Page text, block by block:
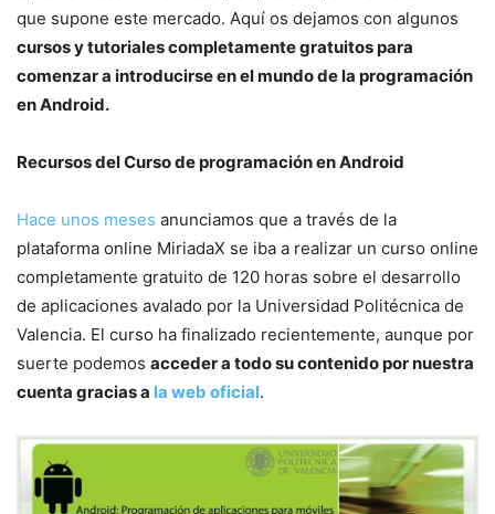
que supone este mercado. Aquí os dejamos con algunos
cursos y tutoriales completamente gratuitos para
comenzar a introducirse en el mundo de la programación
en Android.
Recursos del Curso de programación en Android
Hace unos meses anunciamos que a través de la
plataforma online MiriadaX se iba a realizar un curso online
completamente gratuito de 120 horas sobre el desarrollo
de aplicaciones avalado por la Universidad Politécnica de
Valencia. El curso ha finalizado recientemente, aunque por
suerte podemos acceder a todo su contenido por nuestra
cuenta gracias a la web oficial.